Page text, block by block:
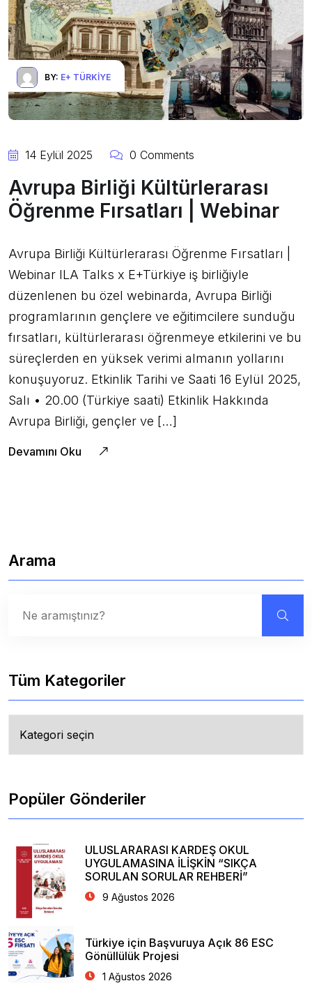
BY: E+ TÜRKIYE
14 Eylül 2025 0 Comments
Avrupa Birliği Kültürlerarası
Öğrenme Fırsatları | Webinar
Avrupa Birliği Kültürlerarası Öğrenme Fırsatları |
Webinar ILA Talks x E+Türkiye iş birliğiyle
düzenlenen bu özel webinarda, Avrupa Birliği
programlarının gençlere ve eğitimcilere sunduğu
fırsatları, kültürlerarası öğrenmeye etkilerini ve bu
süreçlerden en yüksek verimi almanın yollarını
konuşuyoruz. Etkinlik Tarihi ve Saati 16 Eylül 2025,
Salı • 20.00 (Türkiye saati) Etkinlik Hakkında
Avrupa Birliği, gençler ve […]
Devamını Oku
Arama
Tüm Kategoriler
Kategoriler
Popüler Gönderiler
ULUSLARARASI KARDEŞ OKUL
UYGULAMASINA İLİŞKİN “SIKÇA
SORULAN SORULAR REHBERİ”
9 Ağustos 2026
Türkiye için Başvuruya Açık 86 ESC
Gönüllülük Projesi
1 Ağustos 2026